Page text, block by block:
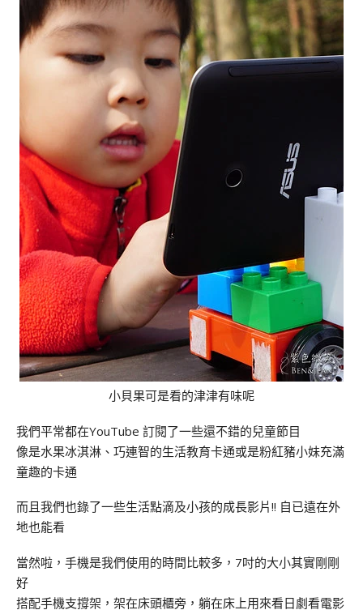
小貝果可是看的津津有味呢
我們平常都在YouTube 訂閱了一些還不錯的兒童節目
像是水果冰淇淋、巧連智的生活教育卡通或是粉紅豬小妹充滿
童趣的卡通
而且我們也錄了一些生活點滴及小孩的成長影片!! 自已遠在外
地也能看
當然啦，手機是我們使用的時間比較多，7吋的大小其實剛剛
好
搭配手機支撐架，架在床頭櫃旁，躺在床上用來看日劇看電影